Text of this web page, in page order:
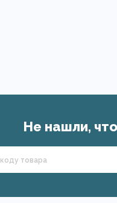
Не нашли,